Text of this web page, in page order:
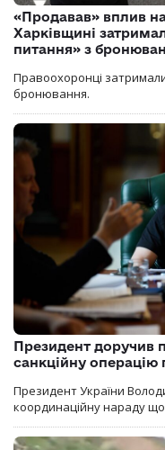
«Продавав» вплив
Харківщині
питання» з
Правоохоронці
бронювання.
Президент доручив
санкційну
Президент України
координаційну нараду